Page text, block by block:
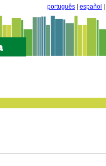
português español